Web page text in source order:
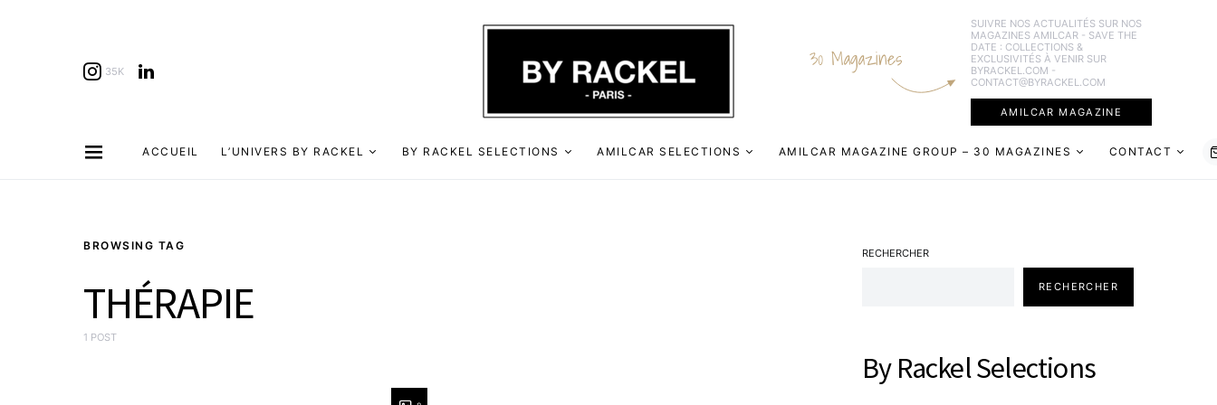
35K 30 Magazines
SUIVRE NOS ACTUALITÉS SUR NOS
MAGAZINES AMILCAR - SAVE THE
DATE : COLLECTIONS &
EXCLUSIVITÉS À VENIR SUR
BYRACKEL.COM -
CONTACT@BYRACKEL.COM
AMILCAR MAGAZINE
ACCUEIL L’UNIVERS BY RACKEL BY RACKEL SELECTIONS AMILCAR SELECTIONS AMILCAR MAGAZINE GROUP – 30 MAGAZINES CONTACT
BROWSING TAG
THÉRAPIE
1 POST
RECHERCHER
RECHERCHER
By Rackel Selections